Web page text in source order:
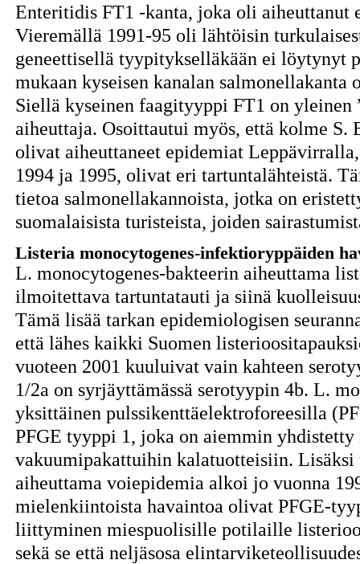
Enteritidis FT1 -kanta, joka oli aiheuttanut
Vieremällä 1991-95 oli lähtöisin
geneettisellä tyypitykselläkään ei löytynyt
mukaan kyseisen kanalan
Siellä kyseinen faagityyppi FT1 on yleinen
aiheuttaja. Osoittautui myös, että kolme S.
olivat aiheuttaneet epidemiat
1994 ja 1995, olivat eri tartuntalähteistä.
tietoa salmonellakannoista, jotka on
suomalaisista turisteista, joiden
Listeria monocytogenes-infektioryppäiden
L. monocytogenes-bakteerin aiheuttama
ilmoitettava tartuntatauti ja siinä
Tämä lisää tarkan epidemiologisen
että lähes kaikki Suomen
vuoteen 2001 kuuluivat vain kahteen
1/2a on syrjäyttämässä serotyypin 4b. L.
yksittäinen pulssikenttäelektroforeesilla
PFGE tyyppi 1, joka on aiemmin yhdistetty
vakuumipakattuihin kalatuotteisiin.
aiheuttama voiepidemia alkoi jo vuonna
mielenkiintoista havaintoa olivat PFGE-
liittyminen miespuolisille potilaille
sekä se että neljäsosa